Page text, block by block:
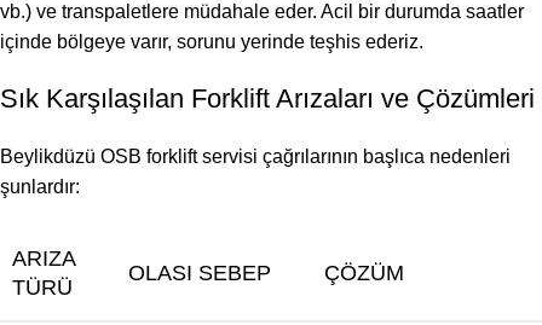
vb.) ve transpaletlere müdahale eder. Acil bir durumda saatler
içinde bölgeye varır, sorunu yerinde teşhis ederiz.
Sık Karşılaşılan Forklift Arızaları ve Çözümleri
Beylikdüzü OSB forklift servisi çağrılarının başlıca nedenleri
şunlardır:
ARIZA
TÜRÜ
OLASI SEBEP ÇÖZÜM